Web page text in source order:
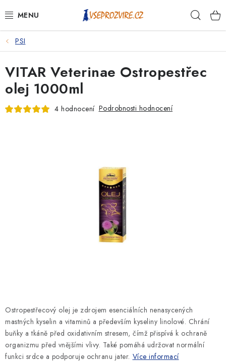
na
PSI
KOČKY
KONĚ
KRÁLÍCI/HLODAVCI/PTÁCI
PSI
Ostropestřecový olej je zdrojem esenciálních nenasycených
mastných kyselin a vitaminů a především kyseliny linolové. Chrání
buňky a tkáně před oxidativním stresem, čímž přispívá k ochraně
organizmu před vnějšími vlivy. Také pomáhá udržovat normální
funkci srdce a podporuje ochranu jater. Více informací
VITAR Veterinae Ostropestřec
olej 1000ml
4 hodnocení Podrobnosti hodnocení